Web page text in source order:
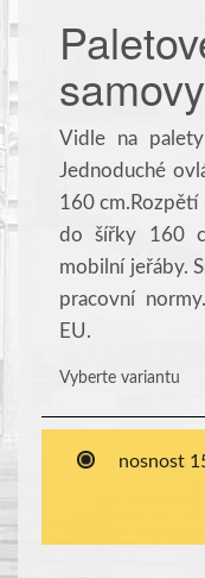
Vidle na
Jednoduché
160 cm.Rozpětí
do šířky 160
mobilní jeřáby.
pracovní
EU.
Vyberte variantu
nosnost